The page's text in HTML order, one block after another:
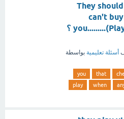
They
can't
you.........(Play) games online ؟
أسئلة تعليمية بواسطة
that
you
when
play